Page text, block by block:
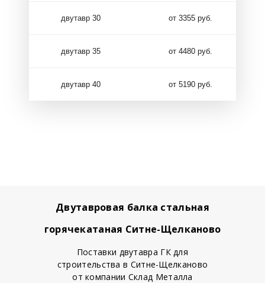
двутавр 30 от 3355 руб.
двутавр 35 от 4480 руб.
двутавр 40 от 5190 руб.
Двутавровая балка стальная
горячекатаная Ситне-Щелканово
Поставки двутавра ГК для
строительства в Ситне-Щелканово
от компании Склад Металла